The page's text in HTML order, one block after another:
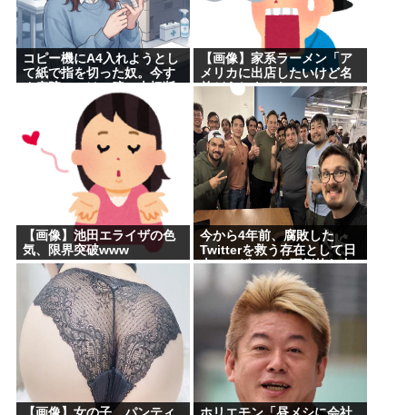
コピー機にA4入れようとし
て紙で指を切った奴。今す
になってもしらんぞ
【画像】家系ラーメン「ア
メリカに出店したいけど名
前どうしよかなぁ… せ
や！」
【画像】池田エライザの色
気、限界突破www
今から4年前、腐敗した
Twitterを救う存在として日
本ユーザーから圧倒的な支
持を受けた男たちの姿がこ
れ